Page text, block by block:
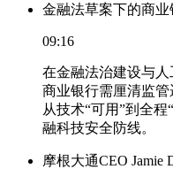
金融法草案下的商业
09:16
在金融法治建设与人
商业银行需厘清监
从技术“可用”到全
融科技安全防线。
摩根大通CEO Jamie